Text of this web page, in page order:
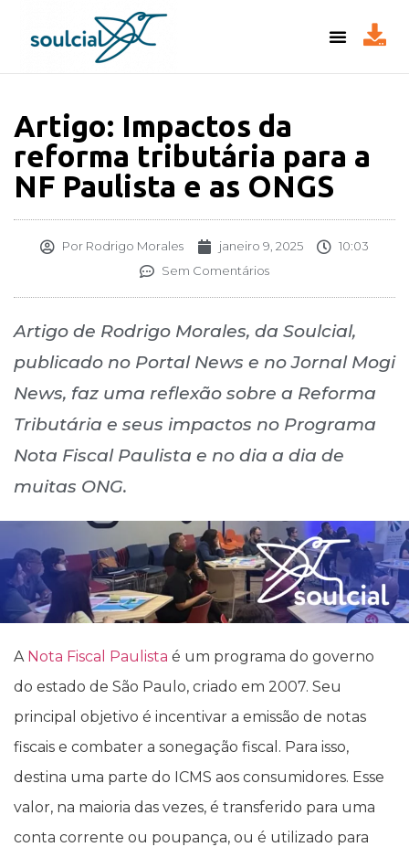
Artigo: Impactos da
reforma tributária para a
NF Paulista e as ONGS
Por Rodrigo Morales janeiro 9, 2025
10:03
Sem Comentários
Artigo de Rodrigo Morales, da Soulcial,
publicado no Portal News e no Jornal Mogi
News, faz uma reflexão sobre a Reforma
Tributária e seus impactos no Programa
Nota Fiscal Paulista e no dia a dia de
muitas ONG.
A Nota Fiscal Paulista é um programa do governo
do estado de São Paulo, criado em 2007. Seu
principal objetivo é incentivar a emissão de notas
fiscais e combater a sonegação fiscal. Para isso,
destina uma parte do ICMS aos consumidores. Esse
valor, na maioria das vezes, é transferido para uma
conta corrente ou poupança, ou é utilizado para